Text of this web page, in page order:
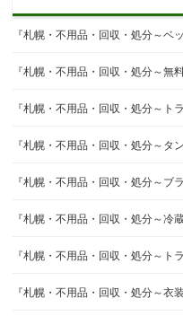
『札幌・不用品・回収・処分～ベ
『札幌・不用品・回収・処分～無
『札幌・不用品・回収・処分～ト
『札幌・不用品・回収・処分～タ
『札幌・不用品・回収・処分～ブ
『札幌・不用品・回収・処分～冷
『札幌・不用品・回収・処分～ト
『札幌・不用品・回収・処分～衣